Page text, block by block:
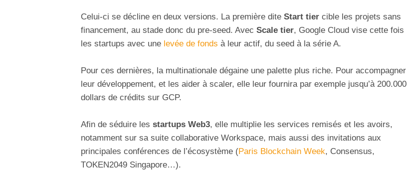
Celui-ci se décline en deux versions. La première dite Start tier cible les projets sans
financement, au stade donc du pre-seed. Avec Scale tier, Google Cloud vise cette fois
les startups avec une levée de fonds à leur actif, du seed à la série A.
Pour ces dernières, la multinationale dégaine une palette plus riche. Pour accompagner
leur développement, et les aider à scaler, elle leur fournira par exemple jusqu’à 200.000
dollars de crédits sur GCP.
Afin de séduire les startups Web3, elle multiplie les services remisés et les avoirs,
notamment sur sa suite collaborative Workspace, mais aussi des invitations aux
principales conférences de l’écosystème (Paris Blockchain Week, Consensus,
TOKEN2049 Singapore…).